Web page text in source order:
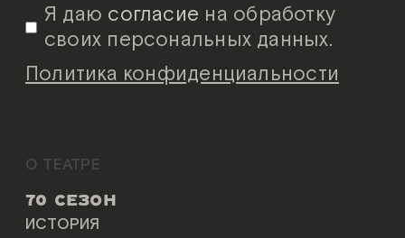
Я даю согласие на обработку
своих персональных данных.
Политика конфиденциальности
О ТЕАТРЕ
70 СЕЗОН
ИСТОРИЯ